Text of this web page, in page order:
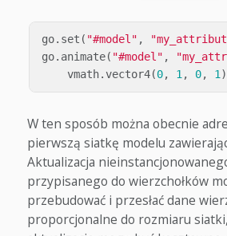
go. set ( "#model" ,
go. animate( "#model" ,
vmath.vector4(0, 1 , 0, 1
W ten sposób można obecnie
pierwszą siatkę modelu
Aktualizacja
przypisanego do wierzchołków
przebudować i przesłać dane
proporcjonalne do rozmiaru